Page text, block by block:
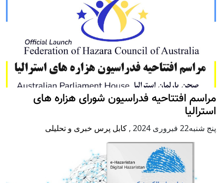
افتتاحیه فدراسیون شورای هزاره های
شنبه22 فبروری 2024 ,کابل پرس خبری و تحلیلی